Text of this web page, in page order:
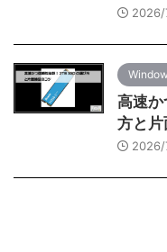
2026/
高速
方と片
2026/